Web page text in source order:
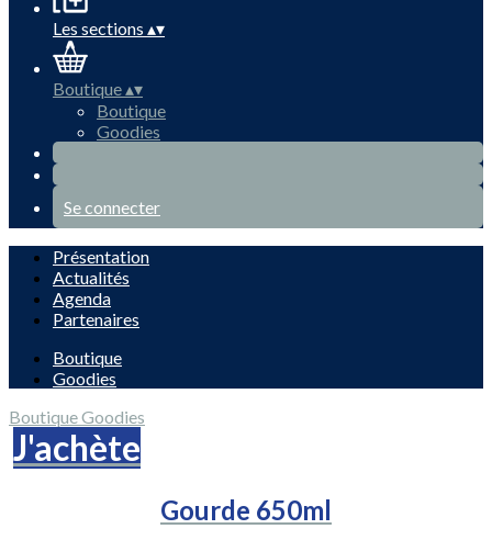
Les sections ▴▾
Boutique▴▾
Boutique
Goodies
Se connecter
Présentation
Actualités
Agenda
Partenaires
Boutique
Goodies
BoutiqueGoodies
J'achète
Gourde 650ml